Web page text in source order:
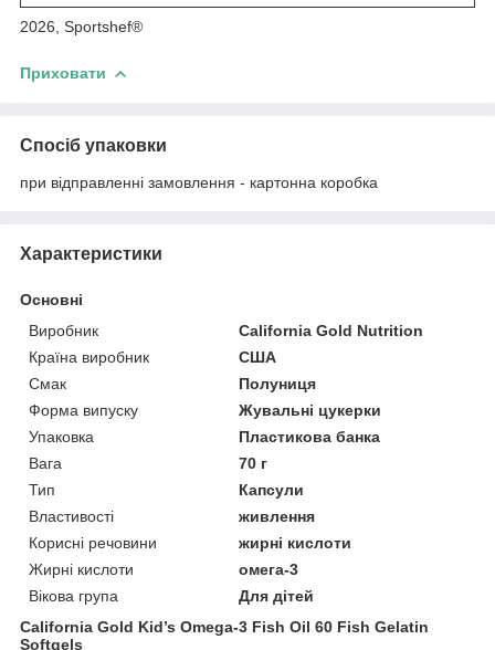
2026, Sportshef®
Приховати
Спосіб упаковки
при відправленні замовлення - картонна коробка
Характеристики
Основні
Виробник
California Gold Nutrition
Країна виробник
США
Смак
Полуниця
Форма випуску
Жувальні цукерки
Упаковка
Пластикова банка
Вага
70 г
Тип
Капсули
Властивості
живлення
Корисні речовини
жирні кислоти
Жирні кислоти
омега-3
Вікова група
Для дітей
California Gold Kid’s Omega-3 Fish Oil 60 Fish Gelatin
Softgels